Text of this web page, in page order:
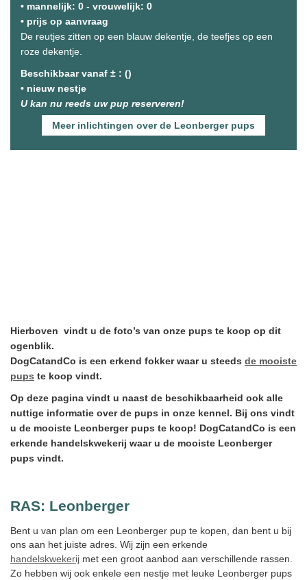
• mannelijk: 0 - vrouwelijk: 0
• prijs op aanvraag
De reutjes zitten op een blauw dekentje, de teefjes op een
roze dekentje.
Beschikbaar vanaf ± : ()
• nieuw nestje
U kan nu reeds uw pup reserveren!
Meer inlichtingen over de Leonberger pups
Hierboven vindt u de foto’s van onze pups te koop op dit
ogenblik.
DogCatandCo is een erkend fokker waar u steeds de mooiste
pups te koop vindt.
Op deze pagina vindt u naast de beschikbaarheid ook alle
nuttige informatie over de pups in onze kennel. Bij ons vindt
u de mooiste Leonberger pups te koop! DogCatandCo is een
erkende handelskwekerij waar u de mooiste Leonberger
pups vindt.
RAS: Leonberger
Bent u van plan om een Leonberger pup te kopen, dan bent u bij
ons aan het juiste adres. Wij zijn een erkende
handelskwekerij met een groot aanbod aan verschillende rassen.
Zo hebben wij ook enkele een nestje met leuke Leonberger pups